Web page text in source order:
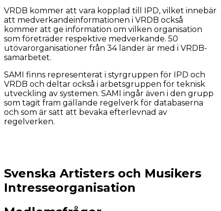
VRDB kommer att vara kopplad till IPD, vilket innebär
att medverkandeinformationen i VRDB också
kommer att ge information om vilken organisation
som företräder respektive medverkande. 50
utövarorganisationer från 34 länder är med i VRDB-
samarbetet.
SAMI finns representerat i styrgruppen för IPD och
VRDB och deltar också i arbetsgruppen för teknisk
utveckling av systemen. SAMI ingår även i den grupp
som tagit fram gällande regelverk för databaserna
och som är satt att bevaka efterlevnad av
regelverken.
Svenska Artisters och Musikers
Intresseorganisation